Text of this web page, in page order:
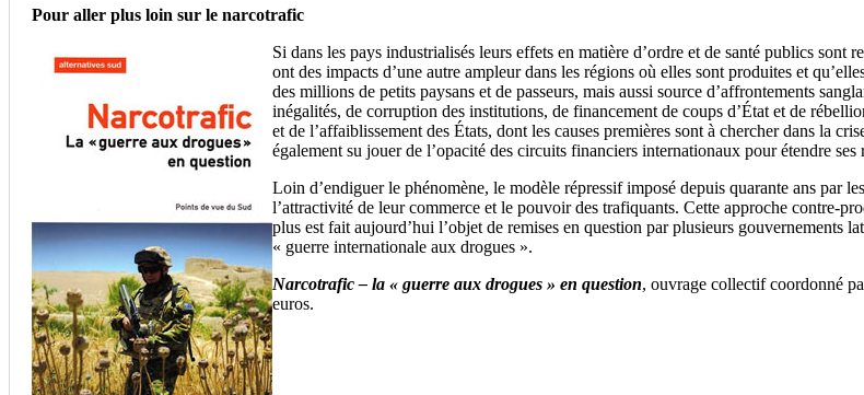
Pour aller plus loin sur le narcotrafic
Si dans les pays industrialisés leurs effets en matière d’ordre et de santé publics
ont des impacts d’une autre ampleur dans les régions où elles sont produites et
des millions de petits paysans et de passeurs, mais aussi source d’affrontements
inégalités, de corruption des institutions, de financement de coups d’État et de
et de l’affaiblissement des États, dont les causes premières sont à chercher dans la
également su jouer de l’opacité des circuits financiers internationaux pour étendre ses
Loin d’endiguer le phénomène, le modèle répressif imposé depuis quarante ans par
l’attractivité de leur commerce et le pouvoir des trafiquants. Cette approche contre-
plus est fait aujourd’hui l’objet de remises en question par plusieurs
« guerre internationale aux drogues ».
Narcotrafic – la « guerre aux drogues » en question, ouvrage collectif coordonné
euros.